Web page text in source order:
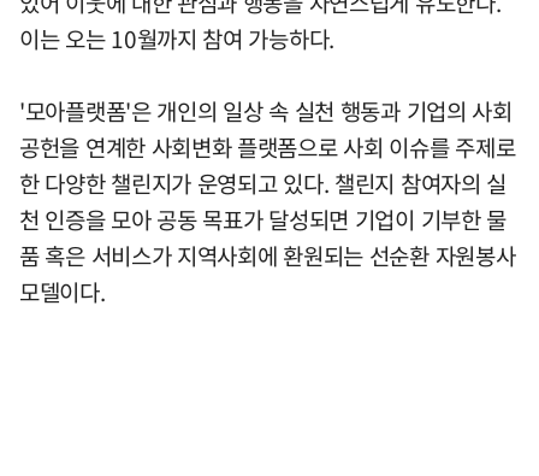
이는 오는 10월까지 참여 가능하다.
'모아플랫폼'은 개인의 일상 속 실천 행동과 기업의 사회
공헌을 연계한 사회변화 플랫폼으로 사회 이슈를 주제로
한 다양한 챌린지가 운영되고 있다. 챌린지 참여자의 실
천 인증을 모아 공동 목표가 달성되면 기업이 기부한 물
품 혹은 서비스가 지역사회에 환원되는 선순환 자원봉사
모델이다.